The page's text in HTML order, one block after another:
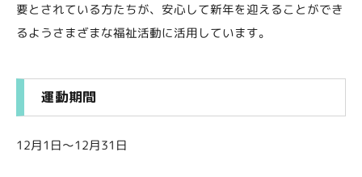
要とされている方たちが、安心して新年を迎えることができ
るようさまざまな福祉活動に活用しています。
運動期間
12月1日～12月31日